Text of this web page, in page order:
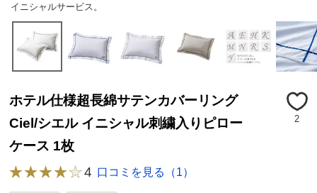
イニシャルサービス。
ホテル仕様超長綿サテンカバーリング
Ciel/シエル イニシャル刺繍入りピロー
ケース 1枚
2
4 口コミを見る（1）